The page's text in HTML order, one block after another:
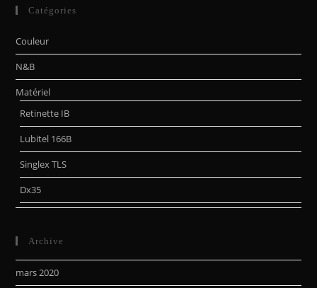
Catégories
Couleur
N&B
Matériel
Retinette IB
Lubitel 166B
Singlex TLS
Dx35
Archive
mars 2020